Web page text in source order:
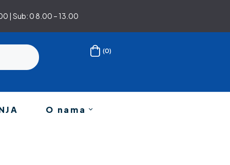
| Sub: 0 8.00 – 13.00
(0)
O nama